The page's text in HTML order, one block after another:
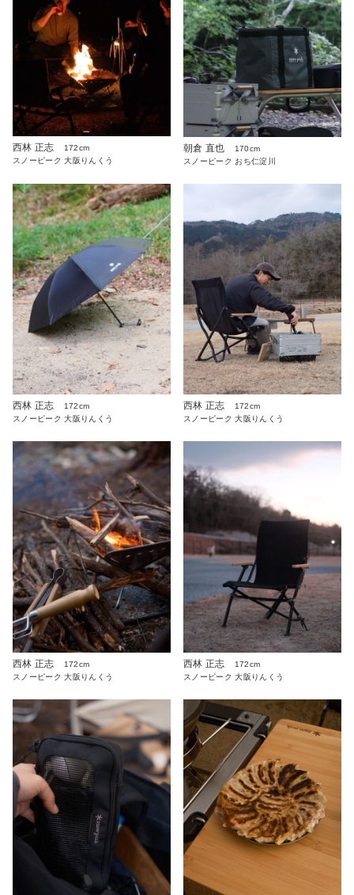
西林 正志
172cm
スノーピーク 大阪りんくう
朝倉 直也
170cm
スノーピーク おち仁淀川
西林 正志
172cm
スノーピーク 大阪りんくう
西林 正志
172cm
スノーピーク 大阪りんくう
西林 正志
172cm
スノーピーク 大阪りんくう
西林 正志
172cm
スノーピーク 大阪りんくう